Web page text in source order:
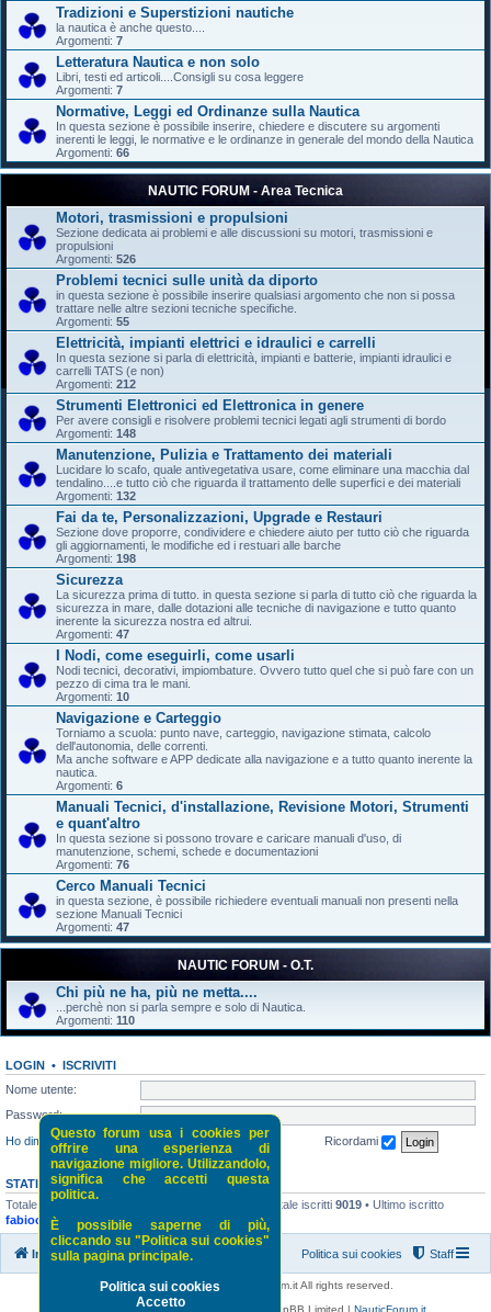
Tradizioni e Superstizioni nautiche
la nautica è anche questo....
Argomenti: 7
Letteratura Nautica e non solo
Libri, testi ed articoli....Consigli su cosa leggere
Argomenti: 7
Normative, Leggi ed Ordinanze sulla Nautica
In questa sezione è possibile inserire, chiedere e discutere su argomenti
inerenti le leggi, le normative e le ordinanze in generale del mondo della Nautica
Argomenti: 66
NAUTIC FORUM - Area Tecnica
Motori, trasmissioni e propulsioni
Sezione dedicata ai problemi e alle discussioni su motori, trasmissioni e
propulsioni
Argomenti: 526
Problemi tecnici sulle unità da diporto
in questa sezione è possibile inserire qualsiasi argomento che non si possa
trattare nelle altre sezioni tecniche specifiche.
Argomenti: 55
Elettricità, impianti elettrici e idraulici e carrelli
In questa sezione si parla di elettricità, impianti e batterie, impianti idraulici e
carrelli TATS (e non)
Argomenti: 212
Strumenti Elettronici ed Elettronica in genere
Per avere consigli e risolvere problemi tecnici legati agli strumenti di bordo
Argomenti: 148
Manutenzione, Pulizia e Trattamento dei materiali
Lucidare lo scafo, quale antivegetativa usare, come eliminare una macchia dal
tendalino....e tutto ciò che riguarda il trattamento delle superfici e dei materiali
Argomenti: 132
Fai da te, Personalizzazioni, Upgrade e Restauri
Sezione dove proporre, condividere e chiedere aiuto per tutto ciò che riguarda
gli aggiornamenti, le modifiche ed i restuari alle barche
Argomenti: 198
Sicurezza
La sicurezza prima di tutto. in questa sezione si parla di tutto ciò che riguarda la
sicurezza in mare, dalle dotazioni alle tecniche di navigazione e tutto quanto
inerente la sicurezza nostra ed altrui.
Argomenti: 47
I Nodi, come eseguirli, come usarli
Nodi tecnici, decorativi, impiombature. Ovvero tutto quel che si può fare con un
pezzo di cima tra le mani.
Argomenti: 10
Navigazione e Carteggio
Torniamo a scuola: punto nave, carteggio, navigazione stimata, calcolo
dell'autonomia, delle correnti.
Ma anche software e APP dedicate alla navigazione e a tutto quanto inerente la
nautica.
Argomenti: 6
Manuali Tecnici, d'installazione, Revisione Motori, Strumenti
e quant'altro
In questa sezione si possono trovare e caricare manuali d'uso, di
manutenzione, schemi, schede e documentazioni
Argomenti: 76
Cerco Manuali Tecnici
in questa sezione, è possibile richiedere eventuali manuali non presenti nella
sezione Manuali Tecnici
Argomenti: 47
NAUTIC FORUM - O.T.
Chi più ne ha, più ne metta....
...perchè non si parla sempre e solo di Nautica.
Argomenti: 110
LOGIN • ISCRIVITI
Nome utente:
Password:
Ho dimenticato la password
Ricordami
STATISTICHE
Totale messaggi
• Totale iscritti 9019 • Ultimo iscritto
fabiocvarese
Questo forum usa i cookies per
offrire una esperienza di
navigazione migliore. Utilizzandolo,
significa che accetti questa
politica.
È possibile saperne di più,
cliccando su "Politica sui cookies"
sulla pagina principale.
Politica sui cookies
Accetto
Indice di NauticForum.it Staff
Politica sui cookies
Copyright © 2016 - 2026 NauticForum.it All rights reserved.
phpBB® Forum Software © phpBB Limited | NauticForum.it